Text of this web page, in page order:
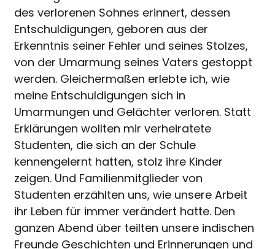
des verlorenen Sohnes erinnert, dessen
Entschuldigungen, geboren aus der
Erkenntnis seiner Fehler und seines Stolzes,
von der Umarmung seines Vaters gestoppt
werden. Gleichermaßen erlebte ich, wie
meine Entschuldigungen sich in
Umarmungen und Gelächter verloren. Statt
Erklärungen wollten mir verheiratete
Studenten, die sich an der Schule
kennengelernt hatten, stolz ihre Kinder
zeigen. Und Familienmitglieder von
Studenten erzählten uns, wie unsere Arbeit
ihr Leben für immer verändert hatte. Den
ganzen Abend über teilten unsere indischen
Freunde Geschichten und Erinnerungen und